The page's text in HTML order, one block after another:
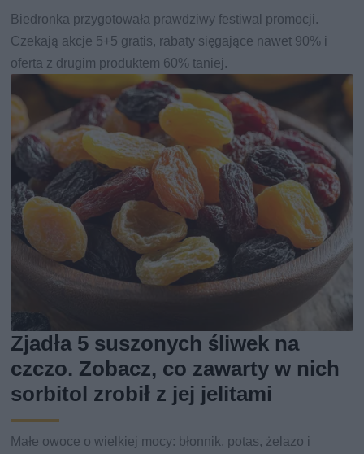
Biedronka przygotowała prawdziwy festiwal promocji.
Czekają akcje 5+5 gratis, rabaty sięgające nawet 90% i
oferta z drugim produktem 60% taniej.
Zjadła 5 suszonych śliwek na
czczo. Zobacz, co zawarty w nich
sorbitol zrobił z jej jelitami
Małe owoce o wielkiej mocy: błonnik, potas, żelazo i